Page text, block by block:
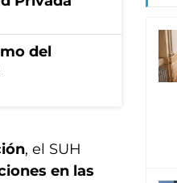
del
, el SUH
en las